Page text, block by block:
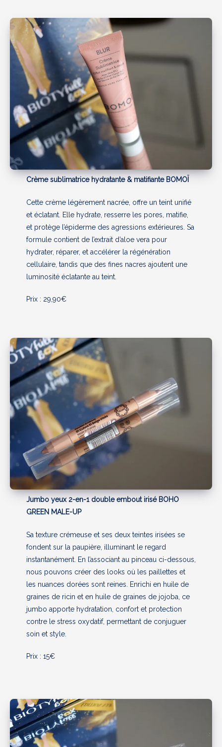
Crème sublimatrice hydratante & matifiante BOMOÏ
Cette crème légèrement nacrée, offre un teint unifié
et éclatant. Elle hydrate, resserre les pores, matifie,
et protège l’épiderme des agressions extérieures. Sa
formule contient de l’extrait d’aloe vera pour
hydrater, réparer, et accélérer la régénération
cellulaire, tandis que des fines nacres ajoutent une
luminosité éclatante au teint.
Prix : 29,90€
Jumbo yeux 2-en-1 double embout irisé BOHO
GREEN MALE-UP
Sa texture crémeuse et ses deux teintes irisées se
fondent sur la paupière, illuminant le regard
instantanément. En l’associant au pinceau ci-dessous,
nous pouvons créer des looks où les paillettes et
les nuances dorées sont reines. Enrichi en huile de
graines de ricin et en huile de graines de jojoba, ce
jumbo apporte hydratation, confort et protection
contre le stress oxydatif, permettant de conjuguer
soin et style.
Prix : 15€